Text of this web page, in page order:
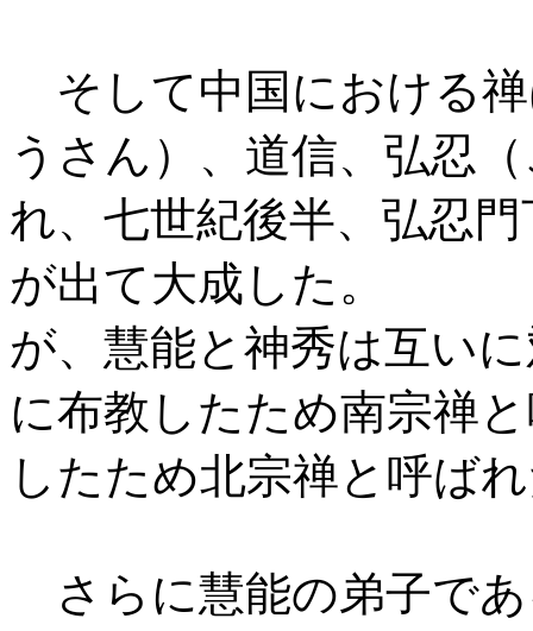
そして中国における
うさん）、道信、弘忍
れ、七世紀後半、弘忍
が出て大成した。
が、慧能と神秀は互い
に布教したため南宗禅
したため北宗禅と呼ば
さらに慧能の弟子で